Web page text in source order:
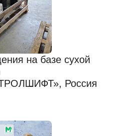
на базе сухой
Россия